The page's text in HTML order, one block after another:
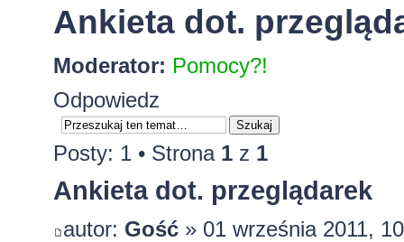
Ankieta dot.
Moderator: Pomocy?!
Odpowiedz
Posty: 1 • Strona 1z 1
Ankieta dot. przeglądarek
autor: Gość» 01 września 2011,